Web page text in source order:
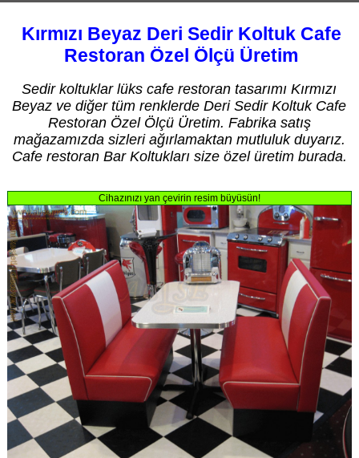
Kırmızı Beyaz Deri Sedir Koltuk Cafe
Restoran Özel Ölçü Üretim
Sedir koltuklar lüks cafe restoran tasarımı Kırmızı
Beyaz ve diğer tüm renklerde Deri Sedir Koltuk Cafe
Restoran Özel Ölçü Üretim. Fabrika satış
mağazamızda sizleri ağırlamaktan mutluluk duyarız.
Cafe restoran Bar Koltukları size özel üretim burada.
Cihazınızı yan çevirin resim büyüsün!